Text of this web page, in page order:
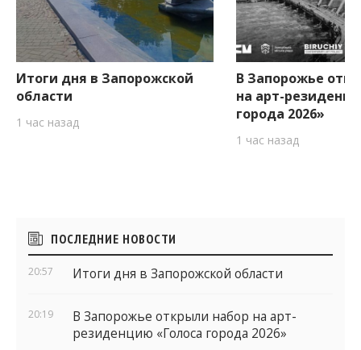
Итоги дня в Запорожской
области
1 час назад
В Запорожье
на арт-
города 2026»
1 час назад
Боковые
виджеты
ПОСЛЕДНИЕ НОВОСТИ
20:57 Итоги дня в Запорожской области
20:19
В Запорожье открыли набор на арт-
резиденцию «Голоса города 2026»